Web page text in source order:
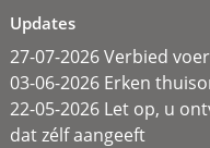
Updates
27-07-2026 Verbied
03-06-2026 Erken
22-05-2026 Let op, u
dat zélf aangeeft